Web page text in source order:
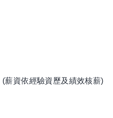
(薪資依經驗資歷及績效核薪)